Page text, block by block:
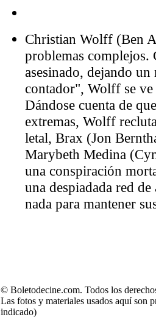
Christian Wolff (Ben
problemas complejos.
asesinado, dejando
contador", Wolff se
Dándose cuenta de
extremas, Wolff
letal, Brax (Jon
Marybeth Medina
una conspiración
una despiadada red
nada para mantener
© Boletodecine.com. Todos los
Las fotos y materiales usados aquí son
indicado)